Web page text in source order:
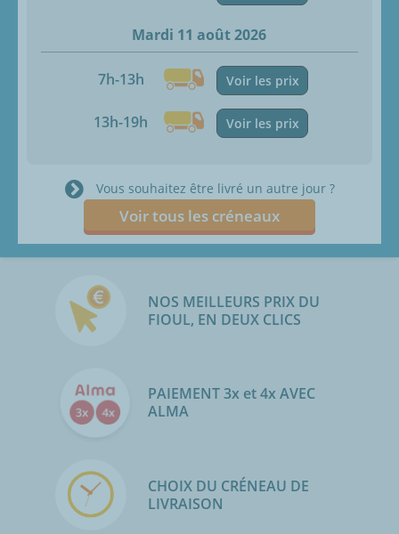
Mardi 11 août 2026
7h-13h Voir les prix
13h-19h Voir les prix
Vous souhaitez être livré un autre jour ?
Voir tous les créneaux
NOS MEILLEURS PRIX DU
FIOUL, EN DEUX CLICS
PAIEMENT 3x et 4x AVEC
ALMA
CHOIX DU CRÉNEAU DE
LIVRAISON